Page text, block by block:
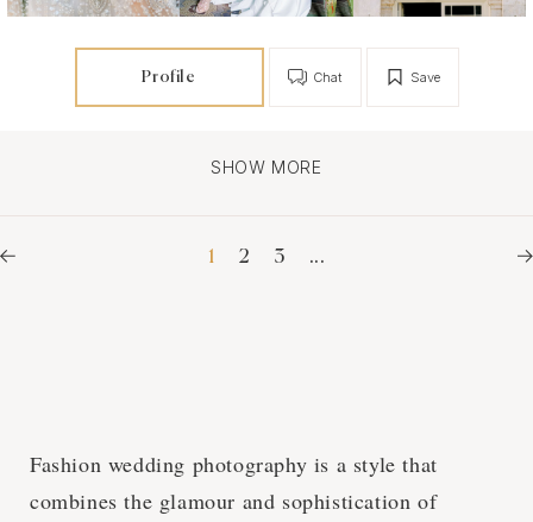
Profile Save
Chat
SHOW MORE
1 2 3 ...
Fashion wedding photography is a style that
combines the glamour and sophistication of